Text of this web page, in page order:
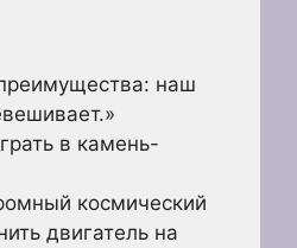
наш
в камень-
космический
двигатель на